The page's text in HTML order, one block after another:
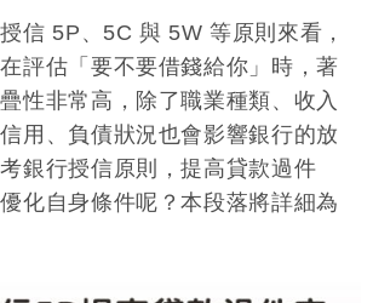
信 5P、5C 與 5W 等原則來看，
評估「要不要借錢給你」時，著
性非常高，除了職業種類、收入
用、負債狀況也會影響銀行的放
銀行授信原則，提高貸款過件
化自身條件呢？本段落將詳細為